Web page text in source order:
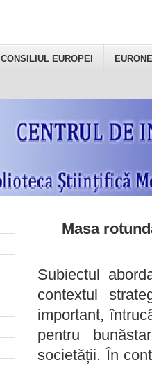
CONSILIUL EUROPEI
Masa
Subiectul
contextul
important,
pentru
societății. În